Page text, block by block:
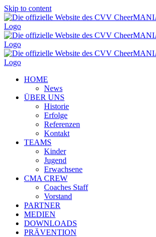
Skip to content
HOME
News
ÜBER UNS
Historie
Erfolge
Referenzen
Kontakt
TEAMS
Kinder
Jugend
Erwachsene
CMA CREW
Coaches Staff
Vorstand
PARTNER
MEDIEN
DOWNLOADS
PRÄVENTION